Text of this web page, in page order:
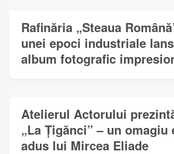
Rafinăria „Steaua
unei epoci industriale
album fotografic
Atelierul Actorului
„La Țigănci” – un omagiu
adus lui Mircea Eliade